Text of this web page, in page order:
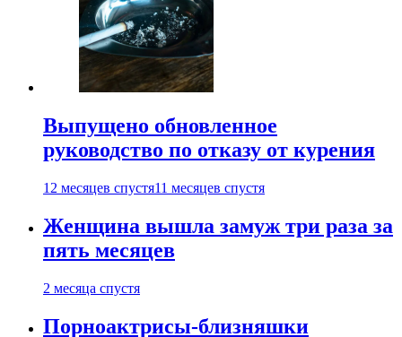
Выпущено обновленное
руководство по отказу от курения
12 месяцев спустя11 месяцев спустя
Женщина вышла замуж три раза за
пять месяцев
2 месяца спустя
Порноактрисы-близняшки